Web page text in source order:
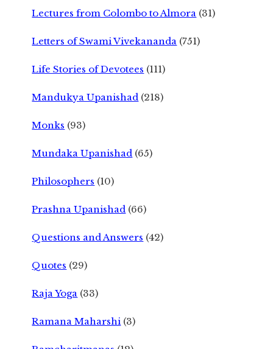
Lectures from Colombo to Almora (31)
Letters of Swami Vivekananda (751)
Life Stories of Devotees (111)
Mandukya Upanishad (218)
Monks (93)
Mundaka Upanishad (65)
Philosophers (10)
Prashna Upanishad (66)
Questions and Answers (42)
Quotes (29)
Raja Yoga (33)
Ramana Maharshi (3)